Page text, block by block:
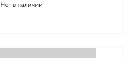
Нет в наличии